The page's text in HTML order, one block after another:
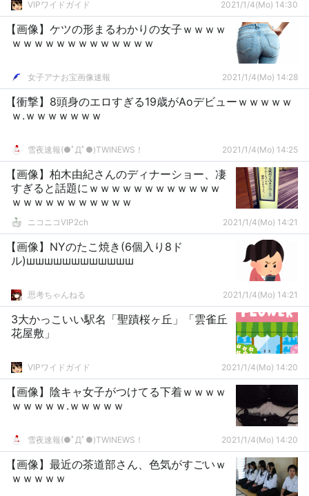
VIPワイドガイド 2021/1/4(Mo) 14:30
【画像】ケツの形まるわかりの女子ｗｗｗｗ
ｗｗｗｗｗｗｗｗｗｗｗｗｗ
女子アナお宝画像速報 2021/1/4(Mo) 14:28
【衝撃】8頭身のエロすぎる19歳がAoデビューｗｗｗｗｗ
ｗ.ｗｗｗｗｗｗｗ
雪夜速報(●ﾟДﾟ●)TWINEWS！ 2021/1/4(Mo) 14:25
【画像】柏木由紀さんのディナーショー、凄
すぎると話題にｗｗｗｗｗｗｗｗｗｗｗｗ
ｗｗｗｗｗｗｗｗｗｗｗ
ニコニコVIP2ch 2021/1/4(Mo) 14:21
【画像】NYのたこ焼き(6個入り8ド
ル)шшшшшшшшшшшш
思考ちゃんねる 2021/1/4(Mo) 14:21
3大かっこいい駅名「聖蹟桜ヶ丘」「雲雀丘
花屋敷」
VIPワイドガイド 2021/1/4(Mo) 14:20
【画像】陰キャ女子がつけてる下着ｗｗｗｗ
ｗｗｗｗｗ.ｗｗｗｗｗ
雪夜速報(●ﾟДﾟ●)TWINEWS！ 2021/1/4(Mo) 14:20
【画像】最近の茶道部さん、色気がすごいｗ
ｗｗｗｗｗ